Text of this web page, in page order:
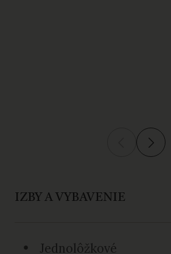
IZBY A VYBAVENIE
Jednolôžkové